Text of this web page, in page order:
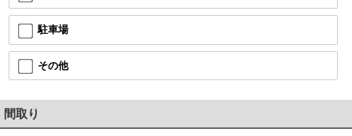
駐車場
その他
間取り